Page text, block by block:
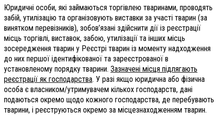
Юридичні особи, які займаються торгівлею тваринами, проводять
забій, утилізацію та організовують виставки за участі тварин (за
винятком перевізників), зобов’язані здійснити дії із реєстрації
місць торгівлі, виставок, забою, утилізації та інших місць
зосередження тварин у Реєстрі тварин із моменту надходження
до них першої ідентифікованої та зареєстрованої в
установленому порядку тварини. Зазначені місця підлягають
реєстрації як господарства. У разі якщо юридична або фізична
особа є власником/утримувачем кількох господарств, дані
подаються окремо щодо кожного господарства, де перебувають
тварини, і реєструються окремо за місцезнаходженням тварин.